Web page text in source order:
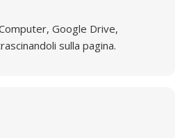
Google Drive,
sulla pagina.